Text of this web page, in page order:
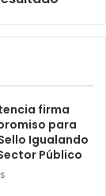
firma
para
Igualando
Público